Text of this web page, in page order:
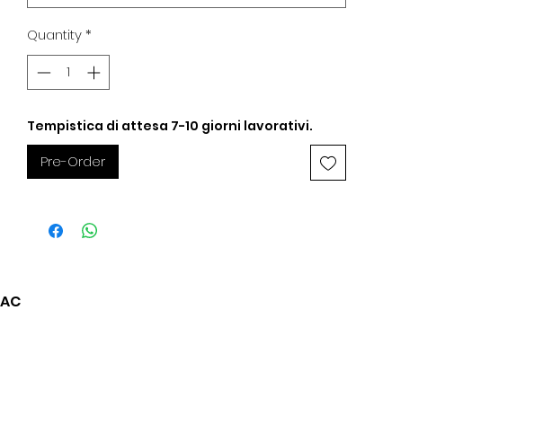
Quantity*
Tempistica di attesa 7-10 giorni lavorativi.
Pre-Order